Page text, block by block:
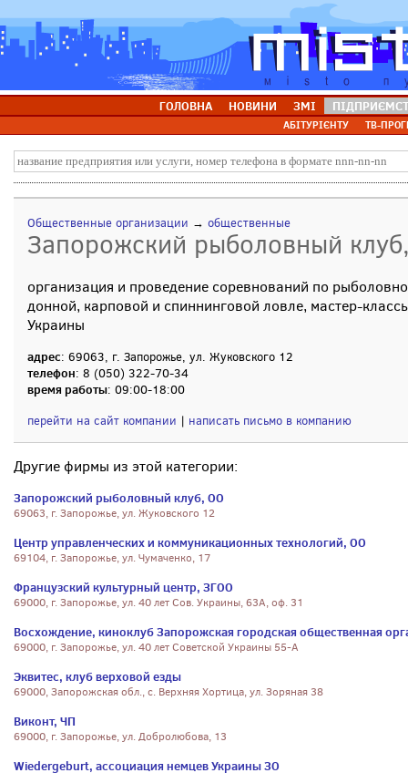
ГОЛОВНА НОВИНИ ЗМІ
АБІТУРІЄНТУ ТВ-
Общественные организации → общественные
Запорожский рыболовный
организация и проведение соревнований по
донной, карповой и спиннинговой ловле, мастер-
Украины
адрес: 69063, г. Запорожье, ул. Жуковского 12
телефон: 8 (050) 322-70-34
время работы: 09:00-18:00
перейти на сайт компании | написать письмо в компанию
Другие фирмы из этой категории:
Запорожский рыболовный клуб, ОО
69063, г. Запорожье, ул. Жуковского 12
Центр управленческих и коммуникационных технологий, ОО
69104, г. Запорожье, ул. Чумаченко, 17
Французский культурный центр, ЗГОО
69000, г. Запорожье, ул. 40 лет Сов. Украины, 63А, оф. 31
Восхождение, киноклуб Запорожская городская общественная
69000, г. Запорожье, ул. 40 лет Советской Украины 55-А
Эквитес, клуб верховой езды
69000, Запорожская обл., с. Верхняя Хортица, ул. Зоряная 38
Виконт, ЧП
69000, г. Запорожье, ул. Добролюбова, 13
Wiedergeburt, ассоциация немцев Украины ЗО